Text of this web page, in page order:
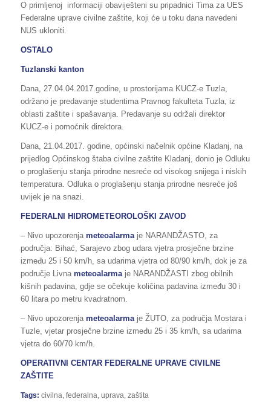
O primljenoj informaciji obaviješteni su pripadnici Tima za UES
Federalne uprave civilne zaštite, koji će u toku dana navedeni
NUS ukloniti.
OSTALO
Tuzlanski kanton
Dana, 27.04.04.2017.godine, u prostorijama KUCZ-e Tuzla,
održano je predavanje studentima Pravnog fakulteta Tuzla, iz
oblasti zaštite i spašavanja. Predavanje su održali direktor
KUCZ-e i pomoćnik direktora.
Dana, 21.04.2017. godine, općinski načelnik općine Kladanj, na
prijedlog Općinskog štaba civilne zaštite Kladanj, donio je Odluku
o proglašenju stanja prirodne nesreće od visokog snijega i niskih
temperatura. Odluka o proglašenju stanja prirodne nesreće još
uvijek je na snazi.
FEDERALNI HIDROMETEOROLOŠKI ZAVOD
– Nivo upozorenjameteoalarmaje NARANDŽASTO, za
područja: Bihać, Sarajevo zbog udara vjetra prosječne brzine
između 25 i 50 km/h, sa udarima vjetra od 80/90 km/h, dok je za
područje Livna meteoalarmaje NARANDŽASTI zbog obilnih
kišnih padavina, gdje se očekuje količina padavina između 30 i
60 litara po metru kvadratnom.
– Nivo upozorenjameteoalarmaje ŽUTO, za područja Mostara i
Tuzle, vjetar prosječne brzine između 25 i 35 km/h, sa udarima
vjetra do 60/70 km/h.
OPERATIVNI CENTAR FEDERALNE UPRAVE CIVILNE
ZAŠTITE
Tags: civilna federalna uprava zaštita